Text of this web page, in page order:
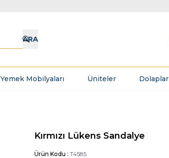
ARA
Yemek Mobilyaları Üniteler Dolaplar
Kırmızı Lükens Sandalye
Ürün Kodu : T4585